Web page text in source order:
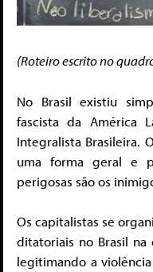
(Roteiro escrito no
No Brasil existiu
fascista da América
Integralista Brasileira.
uma forma geral e
perigosas são os
Os capitalistas se
ditatoriais no Brasil
legitimando a